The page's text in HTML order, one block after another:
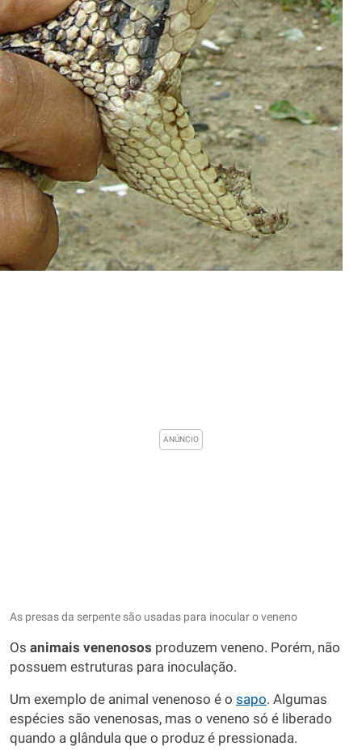
As presas da serpente são usadas para inocular o veneno
Os animais venenosos produzem veneno. Porém, não
possuem estruturas para inoculação.
Um exemplo de animal venenoso é o sapo. Algumas
espécies são venenosas, mas o veneno só é liberado
quando a glândula que o produz é pressionada.